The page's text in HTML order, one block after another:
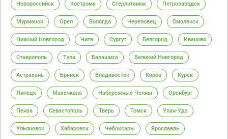
Новороссийск Кострома Стерлитамак Петрозаводск
Мурманск Орел Вологда Череповец Смоленск
Нижний Новгород Чита Сургут Белгород Иваново
Ставрополь Тула Балашиха Великий Новгород
Астрахань Брянск Владивосток Киров Курск
Липецк Махачкала Набережные Челны Оренбург
Пенза Севастополь Тверь Томск Улан-Удэ
Ульяновск Хабаровск Чебоксары Ярославль